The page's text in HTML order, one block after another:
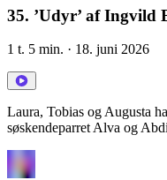
35. ’Udyr’ af Ingvild
1 t. 5 min. · 18. juni 2026
Laura, Tobias og Augusta
søskendeparret Alva og